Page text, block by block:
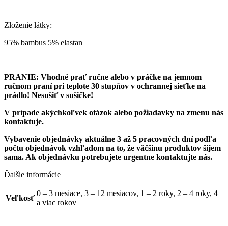
Zloženie látky:
95% bambus 5% elastan
PRANIE: Vhodné prať ručne alebo v práčke na jemnom
ručnom praní pri teplote 30 stupňov v ochrannej sieťke na
prádlo! Nesušiť v sušičke!
V prípade akýchkoľvek otázok alebo požiadavky na zmenu nás
kontaktuje.
Vybavenie objednávky aktuálne 3 až 5 pracovných dní podľa
počtu objednávok vzhľadom na to, že väčšinu produktov šijem
sama. Ak objednávku potrebujete urgentne kontaktujte nás.
Ďalšie informácie
Veľkosť
0 – 3 mesiace, 3 – 12 mesiacov, 1 – 2 roky, 2 – 4 roky, 4
a viac rokov